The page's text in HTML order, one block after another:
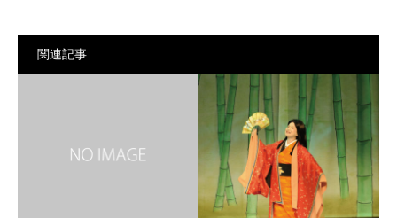
関連記事